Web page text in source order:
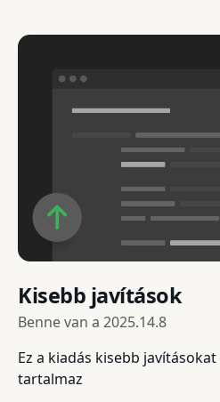
Kisebb javítások
Benne van a 2025.14.8
Ez a kiadás kisebb
tartalmaz